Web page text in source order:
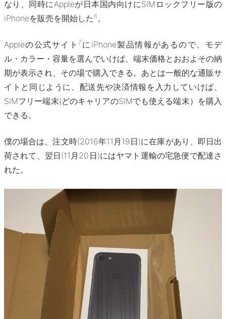
なり、同時にAppleが日本国内向けにSIMロックフリー版の
iPhoneを販売を開始した 6。
Appleの公式サイト 7 にiPhone製品情報があるので、モデ
ル・カラー・容量を選んでいけば、端末価格とおおよその納
期が表示され、その場で購入できる。あとは一般的な通販サ
イトと同じように、配送先や決済情報を入力していけば、
SIMフリー端末(どのキャリアのSIMでも使える端末）を購入
できる。
僕の場合は、注文時(2016年11月19日)に在庫があり、即日出
荷されて、翌日(11月20日)にはヤマト運輸の宅急便で配達さ
れた。